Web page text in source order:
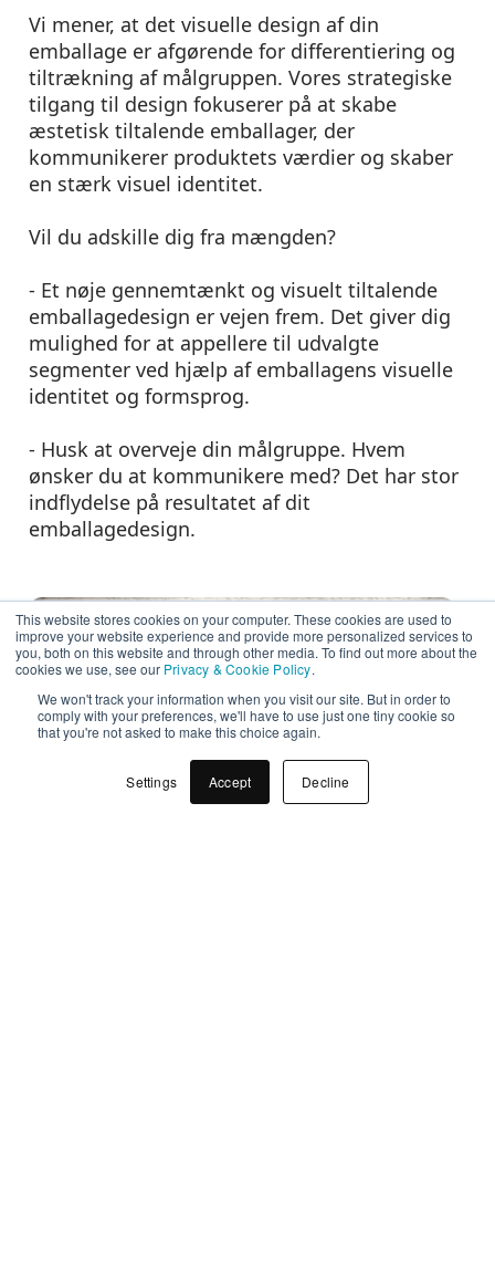
This website stores cookies on your computer. These cookies are used to
improve your website experience and provide more personalized services to
you, both on this website and through other media. To find out more about the
cookies we use, see our Privacy & Cookie Policy.
We won't track your information when you visit our site. But in order to
comply with your preferences, we'll have to use just one tiny cookie so
that you're not asked to make this choice again.
Settings Accept Decline
Vi mener, at det visuelle design af din
emballage er afgørende for differentiering og
tiltrækning af målgruppen. Vores strategiske
tilgang til design fokuserer på at skabe
æstetisk tiltalende emballager, der
kommunikerer produktets værdier og skaber
en stærk visuel identitet.
Vil du adskille dig fra mængden?
- Et nøje gennemtænkt og visuelt tiltalende
emballagedesign er vejen frem. Det giver dig
mulighed for at appellere til udvalgte
segmenter ved hjælp af emballagens visuelle
identitet og formsprog.
- Husk at overveje din målgruppe. Hvem
ønsker du at kommunikere med? Det har stor
indflydelse på resultatet af dit
emballagedesign.